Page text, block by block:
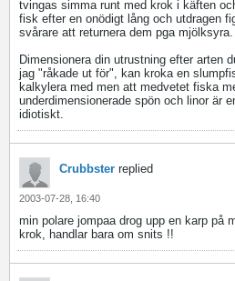
tvingas simma runt med krok i käften
fisk efter en onödigt lång och utdragen
svårare att returnera dem pga mjölksyra.
Dimensionera din utrustning efter arten
jag "råkade ut för", kan kroka en
kalkylera med men att medvetet fiska
underdimensionerade spön och linor är
idiotiskt.
Crubbster replied
2003-07-28, 16:40
min polare jompaa drog upp en karp på
krok, handlar bara om snits !!